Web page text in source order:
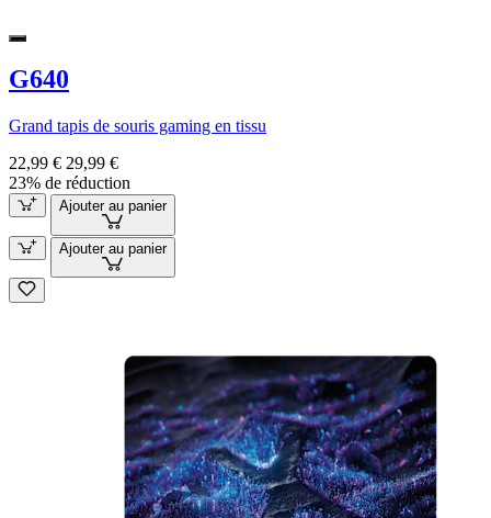
G640
Grand tapis de souris gaming en tissu
22,99 € 29,99 €
23% de réduction
Ajouter au panier
Ajouter au panier